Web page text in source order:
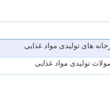
های تولیدی مواد غذایی
تولیدی مواد غذایی